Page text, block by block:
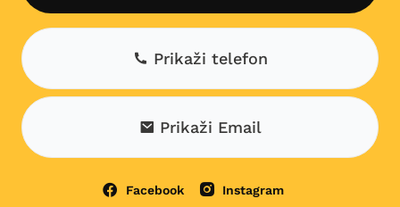
Prikaži telefon
Prikaži Email
Facebook Instagram